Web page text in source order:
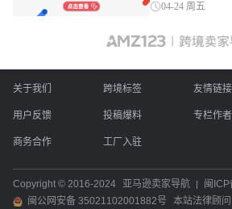
04-24 周五
关于我们 跨境标签 友情链接
用户反馈 投稿爆料 专栏作者
商务合作 工厂入驻
Copyright © 2016-2024 亚马逊卖家导航
闽
闽公网安备 35021102001882号
本站法律顾